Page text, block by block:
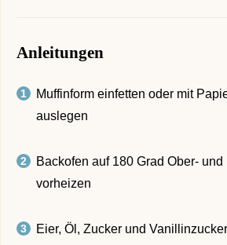
Anleitungen
Muffinform einfetten oder mit
auslegen
Backofen auf 180 Grad Ober-
vorheizen
Eier, Öl, Zucker und